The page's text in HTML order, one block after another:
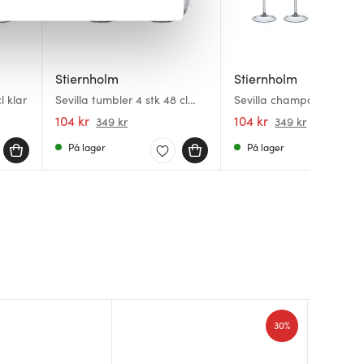
mediefunksjoner og for å
klar
Stiernholm
Sevilla tumbler 4 stk 48 cl
klar
104 kr 349 kr
På lager
Stiernholm
Sevilla
stk 29 cl klar
104 kr 349 kr
På lager
30%